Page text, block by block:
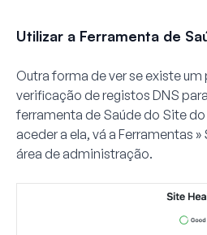
Utilizar a Ferramenta de
Outra forma de ver se existe
verificação de registos DNS
ferramenta de Saúde do Site do
aceder a ela, vá a Ferramentas
área de administração.